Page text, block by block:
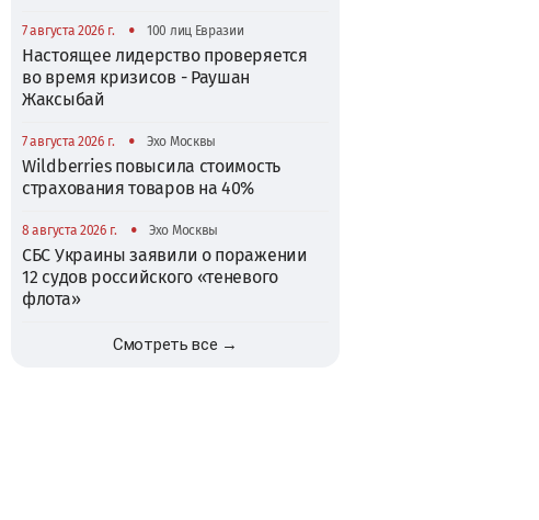
7 августа 2026 г. • 100 лиц Евразии
Настоящее лидерство проверяется
во время кризисов - Раушан
Жаксыбай
7 августа 2026 г. • Эхо Москвы
Wildberries повысила стоимость
страхования товаров на 40%
8 августа 2026 г. • Эхо Москвы
СБС Украины заявили о поражении
12 судов российского «теневого
флота»
Смотреть все →